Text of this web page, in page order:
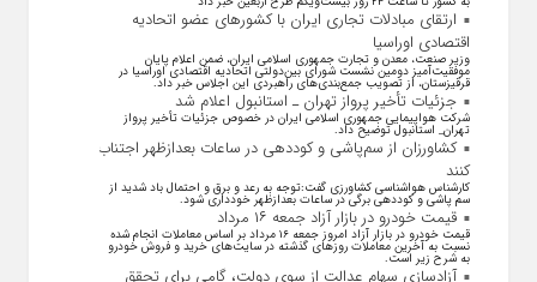
ارتقای مبادلات تجاری ایران با کشور‌های عضو اتحادیه
اقتصادی اوراسیا
وزیر صنعت، معدن و تجارت جمهوری اسلامی ایران، ضمن اعلام پایان
موفقیت‌آمیز دومین نشست شورای بین‌دولتی اتحادیه اقتصادی اوراسیا در
قرقیزستان، از تصویب جمع‌بندی‌های راهبردی این اجلاس خبر داد.
جزئیات تأخیر پرواز تهران ـ استانبول اعلام شد
شرکت هواپیمایی جمهوری اسلامی ایران در خصوص جزئیات تأخیر پرواز
تهران_ استانبول توضیح داد.
کشاورزان از سم‌پاشی و کوددهی در ساعات بعدازظهر اجتناب
کنند
کارشناس هواشناسی کشاورزی گفت:توجه به رعد و برق و احتمال باد شدید از
سم پاشی و کوددهی برگی در ساعات بعدازظهر خودداری شود.
قیمت خودرو در بازار آزاد جمعه ۱۶ مرداد
قیمت خودرو در بازار آزاد امروز جمعه ۱۶ مرداد بر اساس معاملات انجام شده
نسبت به آخرین معاملات روز‌های گذشته در سایت‌های خرید و فروش خودرو
به شرح زیر است.
آزادسازی سهام عدالت از سوی دولت، گامی برای تحقق